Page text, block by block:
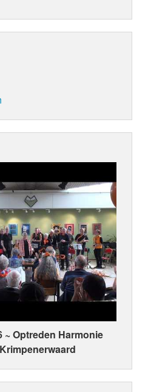
~ Optreden Harmonie